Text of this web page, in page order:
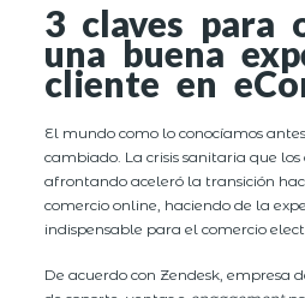
3 claves para
una buena
cliente en
El mundo como lo conocíamos
cambiado. La crisis sanitaria que los
afrontando aceleró la transición
comercio online, haciendo de la
indispensable para el comercio
De acuerdo con Zendesk, empresa